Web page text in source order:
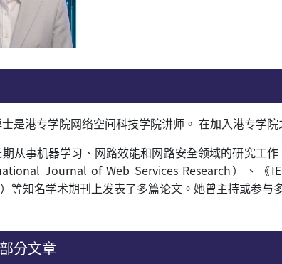
是港专学院网络空间科技学院讲师。 在加入港专学院
从事机器学习、网路效能和网路安全领域的研究工
Journal of Web Services Research）、《
）等知名学术期刊上发表了多篇论文。她曾主持或参与
分文章